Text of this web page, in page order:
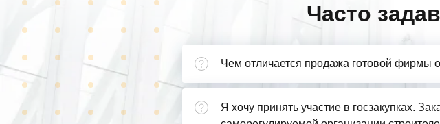
Часто
Чем отличается продажа готовой фирмы
Я хочу принять участие в госзакупках.